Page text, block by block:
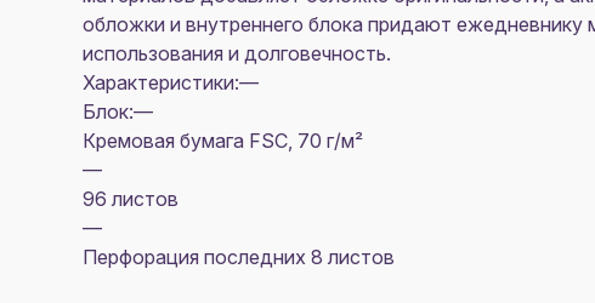
обложки и внутреннего блока придают ежедневнику
использования и долговечность.
Характеристики:—
Блок:—
Кремовая бумага FSC, 70 г/м²
—
96 листов
—
Перфорация последних 8 листов